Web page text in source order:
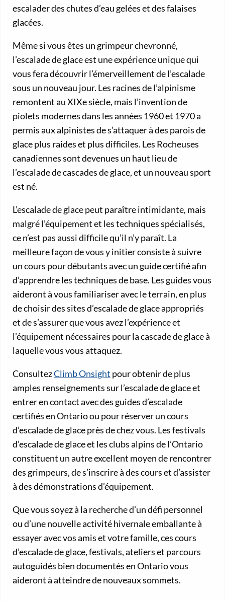
escalader des chutes d’eau gelées et des falaises
glacées.
Même si vous êtes un grimpeur chevronné,
l’escalade de glace est une expérience unique qui
vous fera découvrir l’émerveillement de l’escalade
sous un nouveau jour. Les racines de l’alpinisme
remontent au XIXe siècle, mais l’invention de
piolets modernes dans les années 1960 et 1970 a
permis aux alpinistes de s’attaquer à des parois de
glace plus raides et plus difficiles. Les Rocheuses
canadiennes sont devenues un haut lieu de
l’escalade de cascades de glace, et un nouveau sport
est né.
L’escalade de glace peut paraître intimidante, mais
malgré l’équipement et les techniques spécialisés,
ce n’est pas aussi difficile qu’il n’y paraît. La
meilleure façon de vous y initier consiste à suivre
un cours pour débutants avec un guide certifié afin
d’apprendre les techniques de base. Les guides vous
aideront à vous familiariser avec le terrain, en plus
de choisir des sites d’escalade de glace appropriés
et de s’assurer que vous avez l’expérience et
l’équipement nécessaires pour la cascade de glace à
laquelle vous vous attaquez.
ConsultezClimb Onsight pour obtenir de plus
amples renseignements sur l’escalade de glace et
entrer en contact avec des guides d’escalade
certifiés en Ontario ou pour réserver un cours
d’escalade de glace près de chez vous. Les festivals
d’escalade de glace et les clubs alpins de l’Ontario
constituent un autre excellent moyen de rencontrer
des grimpeurs, de s’inscrire à des cours et d’assister
à des démonstrations d’équipement.
Que vous soyez à la recherche d’un défi personnel
ou d’une nouvelle activité hivernale emballante à
essayer avec vos amis et votre famille, ces cours
d’escalade de glace, festivals, ateliers et parcours
autoguidés bien documentés en Ontario vous
aideront à atteindre de nouveaux sommets.